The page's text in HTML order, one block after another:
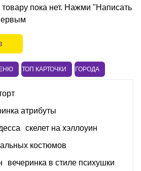
пока нет. Нажми "Написать
ТОП КАРТОЧКИ ГОРОДА
атрибуты
скелет на хэллоуин
костюмов
вечеринка в стиле психушки